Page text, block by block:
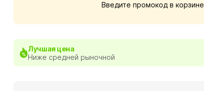
Введите промокод в корзине
Лучшая цена
Ниже средней рыночной